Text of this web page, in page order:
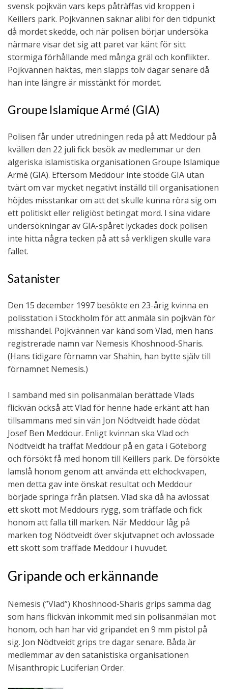
svensk pojkvän vars keps påträffas vid kroppen i
Keillers park. Pojkvännen saknar alibi för den tidpunkt
då mordet skedde, och när polisen börjar undersöka
närmare visar det sig att paret var känt för sitt
stormiga förhållande med många gräl och konflikter.
Pojkvännen häktas, men släpps tolv dagar senare då
han inte längre är misstänkt för mordet.
Groupe Islamique Armé (GIA)
Polisen får under utredningen reda på att Meddour på
kvällen den 22 juli fick besök av medlemmar ur den
algeriska islamistiska organisationen Groupe Islamique
Armé (GIA). Eftersom Meddour inte stödde GIA utan
tvärt om var mycket negativt inställd till organisationen
höjdes misstankar om att det skulle kunna röra sig om
ett politiskt eller religiöst betingat mord. I sina vidare
undersökningar av GIA-spåret lyckades dock polisen
inte hitta några tecken på att så verkligen skulle vara
fallet.
Satanister
Den 15 december 1997 besökte en 23-årig kvinna en
polisstation i Stockholm för att anmäla sin pojkvän för
misshandel. Pojkvännen var känd som Vlad, men hans
registrerade namn var Nemesis Khoshnood-Sharis.
(Hans tidigare förnamn var Shahin, han bytte själv till
förnamnet Nemesis.)
I samband med sin polisanmälan berättade Vlads
flickvän också att Vlad för henne hade erkänt att han
tillsammans med sin vän Jon Nödtveidt hade dödat
Josef Ben Meddour. Enligt kvinnan ska Vlad och
Nödtveidt ha träffat Meddour på en gata i Göteborg
och försökt få med honom till Keillers park. De försökte
lamslå honom genom att använda ett elchockvapen,
men detta gav inte önskat resultat och Meddour
började springa från platsen. Vlad ska då ha avlossat
ett skott mot Meddours rygg, som träffade och fick
honom att falla till marken. När Meddour låg på
marken tog Nödtveidt över skjutvapnet och avlossade
ett skott som träffade Meddour i huvudet.
Gripande och erkännande
Nemesis (”Vlad”) Khoshnood-Sharis grips samma dag
som hans flickvän inkommit med sin polisanmälan mot
honom, och han har vid gripandet en 9 mm pistol på
sig. Jon Nödtveidt grips tre dagar senare. Båda är
medlemmar av den satanistiska organisationen
Misanthropic Luciferian Order.